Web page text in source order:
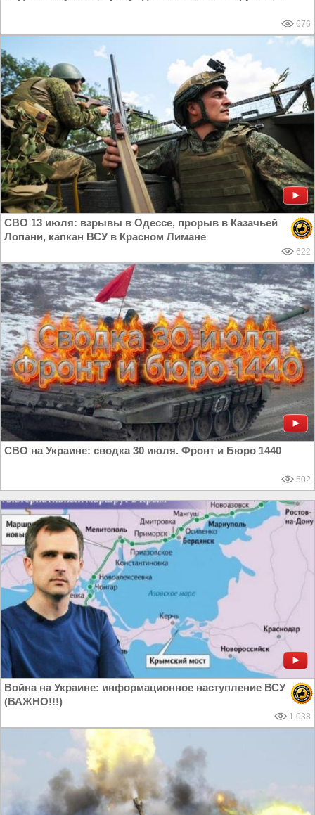
676
СВО 13 июля: взрывы в Одессе, прорыв в Казачьей
Лопани, капкан ВСУ в Красном Лимане
622
СВО на Украине: сводка 30 июля. Фронт и Бюро 1440
502
Война на Украине: информационное наступление ВСУ
(ВАЖНО!!!)
1 038